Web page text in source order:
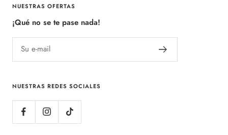
NUESTRAS OFERTAS
¡Qué no se te pase nada!
Su e-mail
NUESTRAS REDES SOCIALES